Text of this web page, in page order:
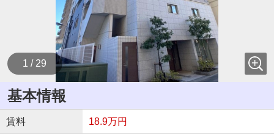
1 / 29
基本情報
賃料 18.9万円